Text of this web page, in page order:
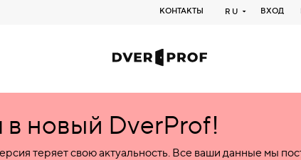
КОНТАКТЫ RU ВХОД
новый DverProf!
теряет свою актуальность. Все ваши данные мы